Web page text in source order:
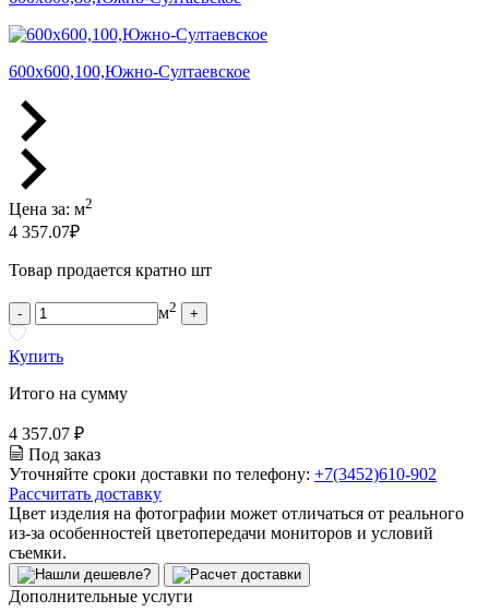
600х600,100,Южно-Султаевское
Цена за: м2
4 357.07₽
Товар продается кратно шт
- м2 +
Купить
Итого на сумму
4 357.07 ₽
Под заказ
Уточняйте сроки доставки по телефону: +7(3452)610-902
Рассчитать доставку
Цвет изделия на фотографии может отличаться от реального
из-за особенностей цветопередачи мониторов и условий
съемки.
Дополнительные услуги